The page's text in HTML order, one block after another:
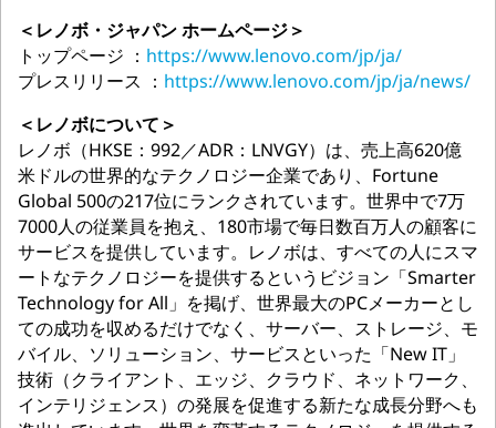
＜レノボ・ジャパン ホームページ＞
トップページ ： https://www.lenovo.com/jp/ja/
プレスリリース ： https://www.lenovo.com/jp/ja/news/
＜レノボについて＞
レノボ（HKSE：992／ADR：LNVGY）は、売上高620億
米ドルの世界的なテクノロジー企業であり、Fortune
Global 500の217位にランクされています。世界中で7万
7000人の従業員を抱え、180市場で毎日数百万人の顧客に
サービスを提供しています。レノボは、すべての人にスマ
ートなテクノロジーを提供するというビジョン「Smarter
Technology for All」を掲げ、世界最大のPCメーカーとし
ての成功を収めるだけでなく、サーバー、ストレージ、モ
バイル、ソリューション、サービスといった「New IT」
技術（クライアント、エッジ、クラウド、ネットワーク、
インテリジェンス）の発展を促進する新たな成長分野へも